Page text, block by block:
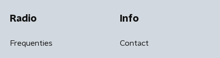
Radio
Frequenties
Info
Contact